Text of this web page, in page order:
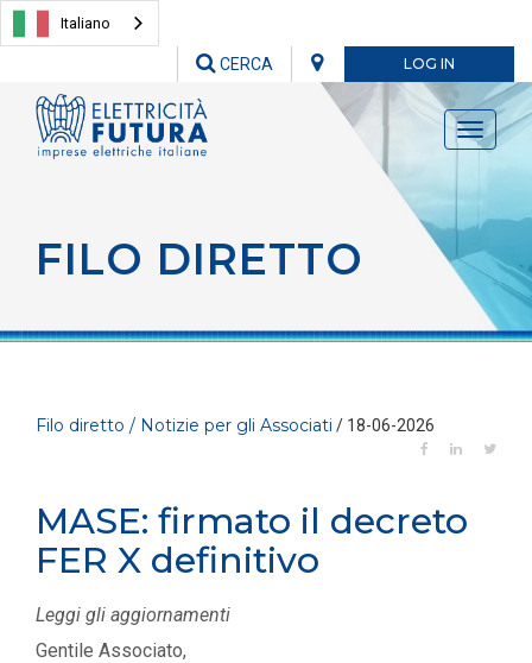
Italiano
LOG IN
CERCA
Toggle
FILO DIRETTO
Filo diretto / Notizie per gli Associati / 18-06-2026
MASE: firmato il decreto
FER X definitivo
Leggi gli aggiornamenti
Gentile Associato,